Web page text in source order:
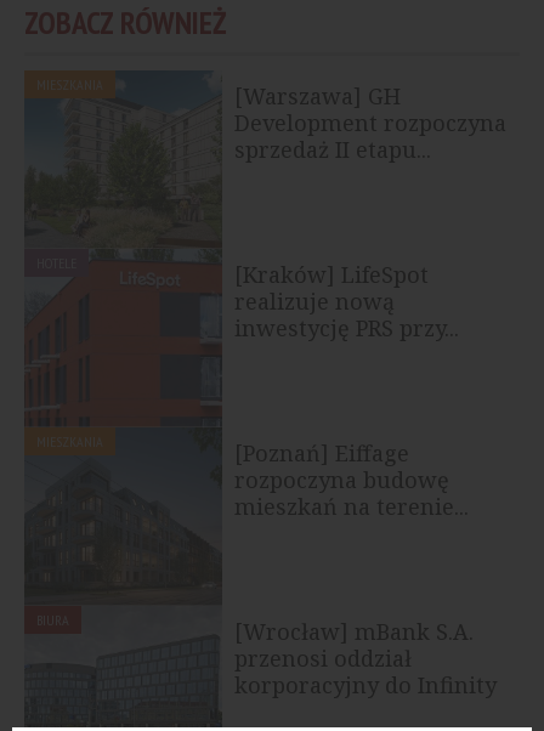
ZOBACZ RÓWNIEŻ
[Warszawa] GH
Development rozpoczyna
sprzedaż II etapu...
[Kraków] LifeSpot
realizuje nową
inwestycję PRS przy...
[Poznań] Eiffage
rozpoczyna budowę
mieszkań na terenie...
[Wrocław] mBank S.A.
przenosi oddział
korporacyjny do Infinity